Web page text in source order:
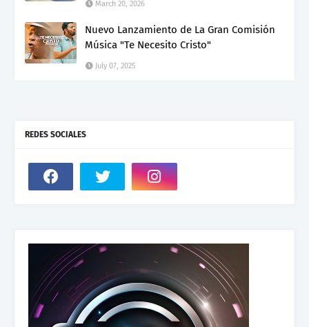
March 20, 2026
Nuevo Lanzamiento de La Gran Comisión
Música "Te Necesito Cristo"
July 07, 2025
REDES SOCIALES